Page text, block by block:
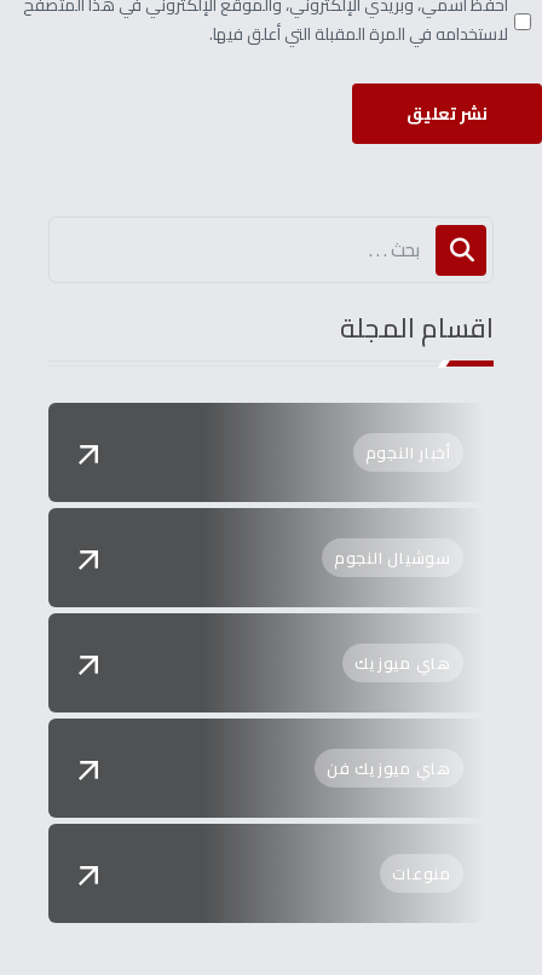
لاستخدامه في المرة المقبلة التي أعلق فيها.
نشر تعليق
اقسام المجلة
أخبار النجوم
سوشيال النجوم
هاي ميوزيك
هاي ميوزيك فن
منوعات